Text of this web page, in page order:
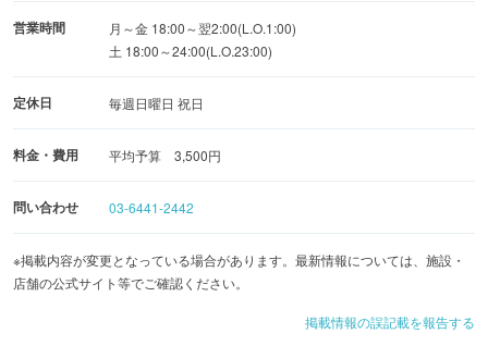
営業時間
月～金 18:00～翌2:00(L.O.1:00)
土 18:00～24:00(L.O.23:00)
定休日 毎週日曜日 祝日
料金・費用 平均予算 3,500円
問い合わせ 03-6441-2442
※掲載内容が変更となっている場合があります。最新情報については、施設・
店舗の公式サイト等でご確認ください。
掲載情報の誤記載を報告する